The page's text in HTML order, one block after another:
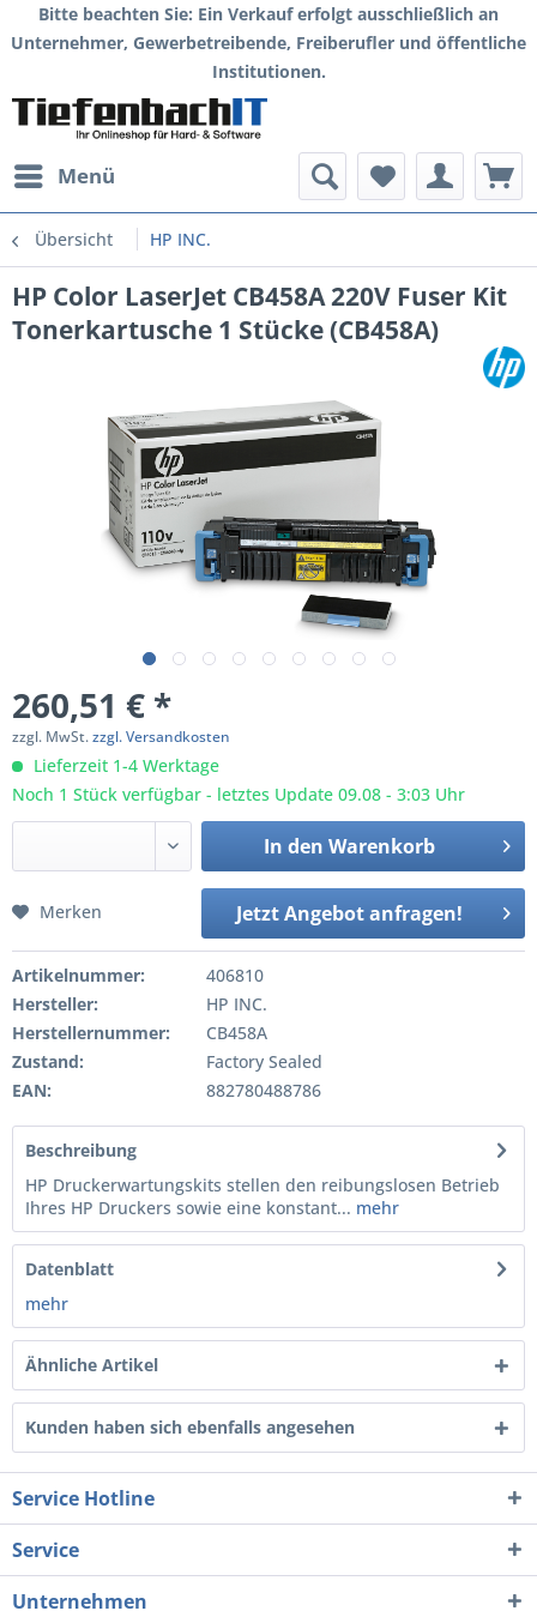
Bitte beachten Sie: Ein Verkauf erfolgt ausschließlich an
Unternehmer, Gewerbetreibende, Freiberufler und öffentliche
Institutionen.
Menü
Übersicht HP INC.
HP Color LaserJet CB458A 220V Fuser Kit
Tonerkartusche 1 Stücke (CB458A)
260,51 € *
zzgl. MwSt.zzgl. Versandkosten
Lieferzeit 1-4 Werktage
Noch 1 Stück verfügbar - letztes Update 09.08 - 3:03 Uhr
In den Warenkorb
Jetzt Angebot anfragen!
Merken
Artikelnummer:
406810
Hersteller:
HP INC.
Herstellernummer:
CB458A
Zustand:
Factory Sealed
EAN:
882780488786
Beschreibung
HP Druckerwartungskits stellen den reibungslosen Betrieb
Ihres HP Druckers sowie eine konstant... mehr
Datenblatt
mehr
Ähnliche Artikel
Kunden haben sich ebenfalls angesehen
Service Hotline
Service
Unternehmen